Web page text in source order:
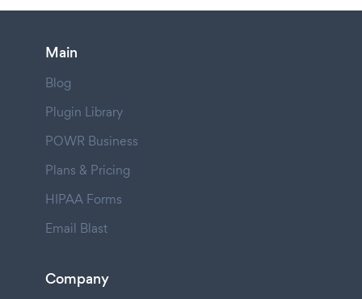
Main
Blog
Plugin Library
POWR Business
Plans & Pricing
HIPAA Forms
Email Blast
Company